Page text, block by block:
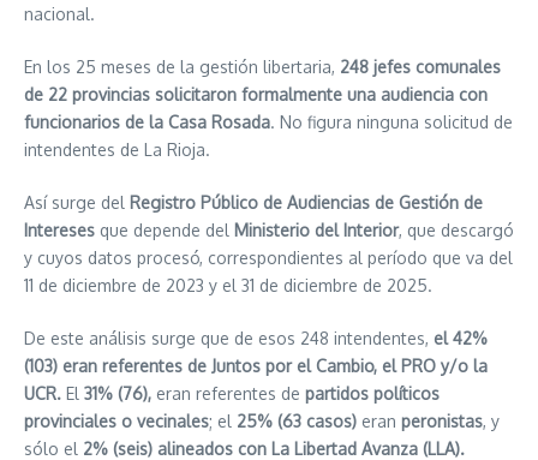
nacional.
En los 25 meses de la gestión libertaria, 248 jefes comunales
de 22 provincias solicitaron formalmente una audiencia con
funcionarios de la Casa Rosada. No figura ninguna solicitud de
intendentes de La Rioja.
Así surge del Registro Público de Audiencias de Gestión de
Intereses que depende del Ministerio del Interior, que descargó
y cuyos datos procesó, correspondientes al período que va del
11 de diciembre de 2023 y el 31 de diciembre de 2025.
De este análisis surge que de esos 248 intendentes, el 42%
(103) eran referentes de Juntos por el Cambio, el PRO y/o la
UCR. El 31% (76), eran referentes de partidos políticos
provinciales o vecinales; el 25% (63 casos) eran peronistas, y
sólo el 2% (seis) alineados con La Libertad Avanza (LLA).